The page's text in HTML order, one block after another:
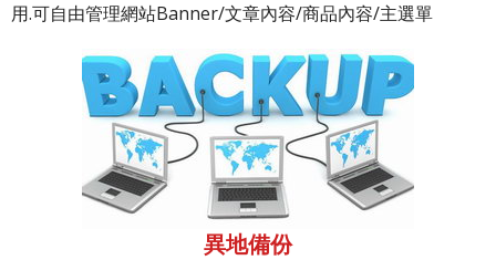
用.可自由管理網站Banner/文章內容/商品內容/主選單
異地備份